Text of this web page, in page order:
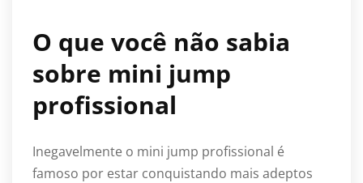
O que você não sabia
sobre mini jump
profissional
Inegavelmente o mini jump profissional é
famoso por estar conquistando mais adeptos